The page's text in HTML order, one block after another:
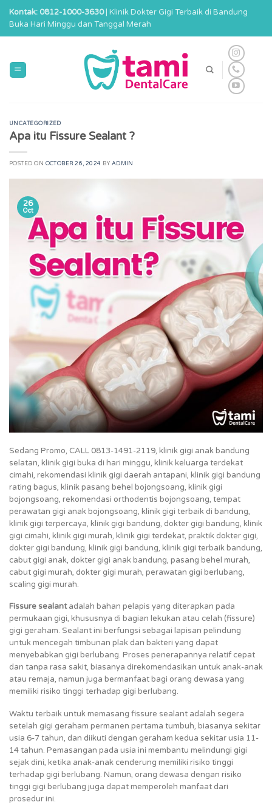
Skip
content
Kontak: 0812-1000-3630| Klinik Dokter Gigi Terbaik di Bandung
Buka Hari Minggu dan Tanggal Merah
UNCATEGORIZED
Apa itu Fissure Sealant ?
POSTED ON OCTOBER 26, 2024 BY ADMIN
26
Oct
Sedang Promo, CALL 0813-1491-2119, klinik gigi anak bandung
selatan, klinik gigi buka di hari minggu, klinik keluarga terdekat
cimahi, rekomendasi klinik gigi daerah antapani, klinik gigi bandung
rating bagus, klinik pasang behel bojongsoang, klinik gigi
bojongsoang, rekomendasi orthodentis bojongsoang, tempat
perawatan gigi anak bojongsoang, klinik gigi terbaik di bandung,
klinik gigi terpercaya, klinik gigi bandung, dokter gigi bandung, klinik
gigi cimahi, klinik gigi murah, klinik gigi terdekat, praktik dokter gigi,
dokter gigi bandung, klinik gigi bandung, klinik gigi terbaik bandung,
cabut gigi anak, dokter gigi anak bandung, pasang behel murah,
cabut gigi murah, dokter gigi murah, perawatan gigi berlubang,
scaling gigi murah.
Fissure sealantadalah bahan pelapis yang diterapkan pada
permukaan gigi, khususnya di bagian lekukan atau celah (fissure)
gigi geraham. Sealant ini berfungsi sebagai lapisan pelindung
untuk mencegah timbunan plak dan bakteri yang dapat
menyebabkan gigi berlubang. Proses penerapannya relatif cepat
dan tanpa rasa sakit, biasanya direkomendasikan untuk anak-anak
atau remaja, namun juga bermanfaat bagi orang dewasa yang
memiliki risiko tinggi terhadap gigi berlubang.
Waktu terbaik untuk memasang fissure sealant adalah segera
setelah gigi geraham permanen pertama tumbuh, biasanya sekitar
usia 6-7 tahun, dan diikuti dengan geraham kedua sekitar usia 11-
14 tahun. Pemasangan pada usia ini membantu melindungi gigi
sejak dini, ketika anak-anak cenderung memiliki risiko tinggi
terhadap gigi berlubang. Namun, orang dewasa dengan risiko
tinggi gigi berlubang juga dapat memperoleh manfaat dari
prosedur ini.